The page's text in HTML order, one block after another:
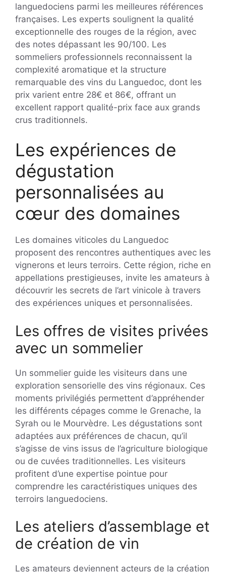
languedociens parmi les meilleures références
françaises. Les experts soulignent la qualité
exceptionnelle des rouges de la région, avec
des notes dépassant les 90/100. Les
sommeliers professionnels reconnaissent la
complexité aromatique et la structure
remarquable des vins du Languedoc, dont les
prix varient entre 28€ et 86€, offrant un
excellent rapport qualité-prix face aux grands
crus traditionnels.
Les expériences de
dégustation
personnalisées au
cœur des domaines
Les domaines viticoles du Languedoc
proposent des rencontres authentiques avec les
vignerons et leurs terroirs. Cette région, riche en
appellations prestigieuses, invite les amateurs à
découvrir les secrets de l’art vinicole à travers
des expériences uniques et personnalisées.
Les offres de visites privées
avec un sommelier
Un sommelier guide les visiteurs dans une
exploration sensorielle des vins régionaux. Ces
moments privilégiés permettent d’appréhender
les différents cépages comme le Grenache, la
Syrah ou le Mourvèdre. Les dégustations sont
adaptées aux préférences de chacun, qu’il
s’agisse de vins issus de l’agriculture biologique
ou de cuvées traditionnelles. Les visiteurs
profitent d’une expertise pointue pour
comprendre les caractéristiques uniques des
terroirs languedociens.
Les ateliers d’assemblage et
de création de vin
Les amateurs deviennent acteurs de la création